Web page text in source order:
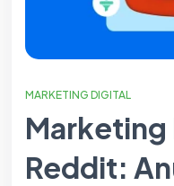
MARKETING DIGITAL
Marketing
Reddit: